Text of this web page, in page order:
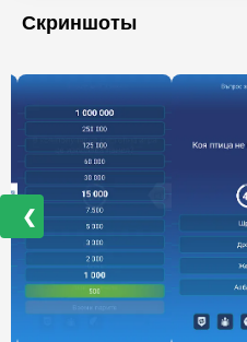
Скриншоты
❮